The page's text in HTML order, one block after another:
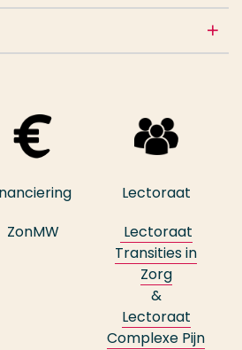
ZonMW
Lectoraat
Lectoraat
Transities in
Zorg
&
Lectoraat
Complexe Pijn